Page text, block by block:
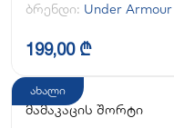
ბრენდი: Under Armour
199,00 ₾
ახალი
მამაკაცის შორტი